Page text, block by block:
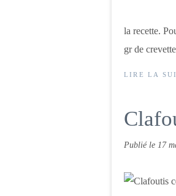
la recette.
gr de
LIRE LA
Publié le 17